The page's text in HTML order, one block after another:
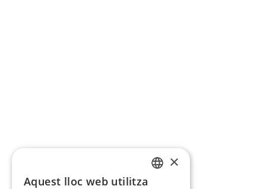
×
Aquest lloc web utilitza